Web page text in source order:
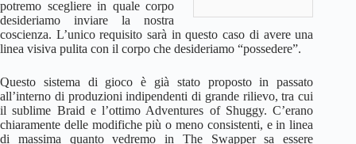
potremo scegliere in quale corpo
desideriamo inviare la nostra
coscienza. L’unico requisito sarà in questo caso di avere una
linea visiva pulita con il corpo che desideriamo “possedere”.
Questo sistema di gioco è già stato proposto in passato
all’interno di produzioni indipendenti di grande rilievo, tra cui
il sublime Braid e l’ottimo Adventures of Shuggy. C’erano
chiaramente delle modifiche più o meno consistenti, e in linea
di massima quanto vedremo in The Swapper sa essere